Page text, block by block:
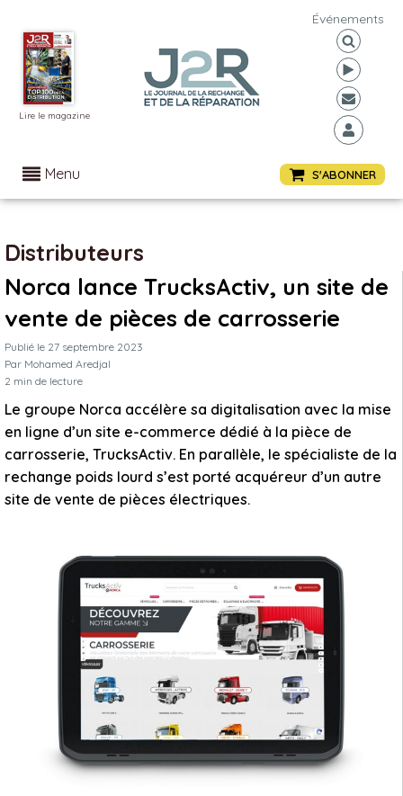
Lire le magazine
Événements
Menu S'ABONNER
Distributeurs
Norca lance TrucksActiv, un site de
vente de pièces de carrosserie
Publié le 27 septembre 2023
Par Mohamed Aredjal
2 min de lecture
Le groupe Norca accélère sa digitalisation avec la mise
en ligne d’un site e-commerce dédié à la pièce de
carrosserie, TrucksActiv. En parallèle, le spécialiste de la
rechange poids lourd s’est porté acquéreur d’un autre
site de vente de pièces électriques.